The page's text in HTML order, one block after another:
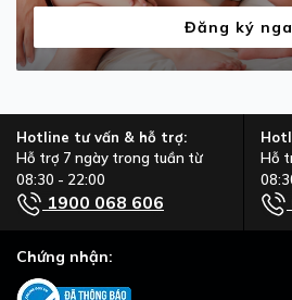
Đăng ký
Hotline tư vấn & hỗ trợ:
Hỗ trợ 7 ngày trong tuần từ
08:30 - 22:00
1900 068 606
Hỗ
Chứng nhận: